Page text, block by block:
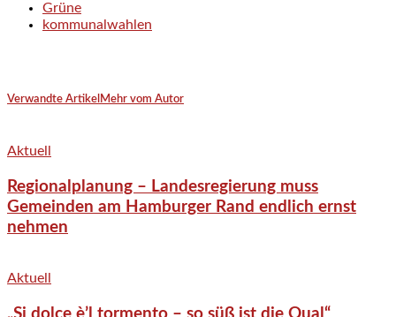
Grüne
kommunalwahlen
Verwandte Artikel Mehr vom Autor
Aktuell
Regionalplanung – Landesregierung muss
Gemeinden am Hamburger Rand endlich ernst
nehmen
Aktuell